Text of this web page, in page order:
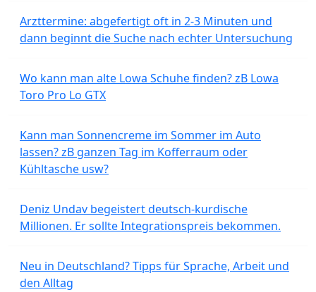
Arzttermine: abgefertigt oft in 2-3 Minuten und
dann beginnt die Suche nach echter Untersuchung
Wo kann man alte Lowa Schuhe finden? zB Lowa
Toro Pro Lo GTX
Kann man Sonnencreme im Sommer im Auto
lassen? zB ganzen Tag im Kofferraum oder
Kühltasche usw?
Deniz Undav begeistert deutsch-kurdische
Millionen. Er sollte Integrationspreis bekommen.
Neu in Deutschland? Tipps für Sprache, Arbeit und
den Alltag